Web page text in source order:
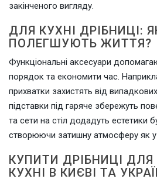
закінченого вигляду.
ДЛЯ КУХНІ ДРІБНИЦІ:
ПОЛЕГШУЮТЬ ЖИТТЯ?
Функціональні аксесуари
порядок та економити час.
прихватки захистять від
підставки під гаряче збережуть
та сети на стіл додадуть естетики
створюючи затишну атмосферу як у
КУПИТИ ДРІБНИЦІ
КУХНІ В КИЄВІ ТА